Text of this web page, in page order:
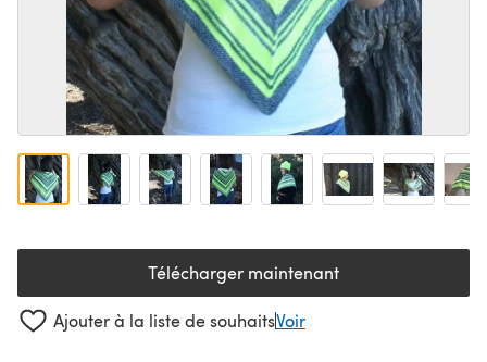
Télécharger maintenant(s'ouvre dans un nouvel
Ajouter à la liste de souhaitsVoir